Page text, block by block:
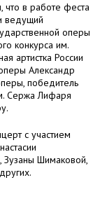
что в работе феста
ведущий
оперы
конкурса им.
артистка России
Александр
победитель
Сержа Лифаря
с участием
Шимаковой,